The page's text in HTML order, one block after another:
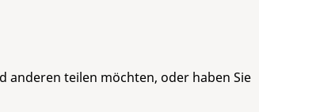
anderen teilen möchten, oder haben Sie